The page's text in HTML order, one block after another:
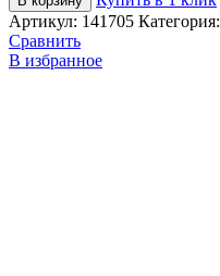
Артикул: 141705 Категория:
Сравнить
В избранное